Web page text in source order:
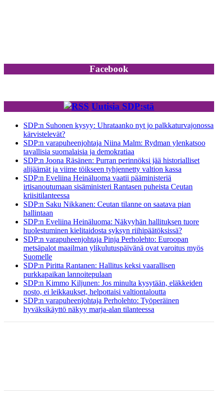
Facebook
Uutisia SDP:stä
SDP:n Suhonen kysyy: Uhrataanko nyt jo palkkaturvajonossa
kärvistelevät?
SDP:n varapuheenjohtaja Niina Malm: Rydman ylenkatsoo
tavallisia suomalaisia ja demokratiaa
SDP:n Joona Räsänen: Purran perinnöksi jää historialliset
alijäämät ja viime töikseen tyhjennetty valtion kassa
SDP:n Eveliina Heinäluoma vaatii pääministeriä
irtisanoutumaan sisäministeri Rantasen puheista Ceutan
kriisitilanteessa
SDP:n Saku Nikkanen: Ceutan tilanne on saatava pian
hallintaan
SDP:n Eveliina Heinäluoma: Näkyyhän hallituksen tuore
huolestuminen kielitaidosta syksyn riihipäätöksissä?
SDP:n varapuheenjohtaja Pinja Perholehto: Euroopan
metsäpalot maailman ylikulutuspäivänä ovat varoitus myös
Suomelle
SDP:n Piritta Rantanen: Hallitus keksi vaarallisen
purkkapaikan lannoitepulaan
SDP:n Kimmo Kiljunen: Jos minulta kysytään, eläkkeiden
nosto, ei leikkaukset, helpottaisi valtiontaloutta
SDP:n varapuheenjohtaja Perholehto: Työperäinen
hyväksikäyttö näkyy marja-alan tilanteessa